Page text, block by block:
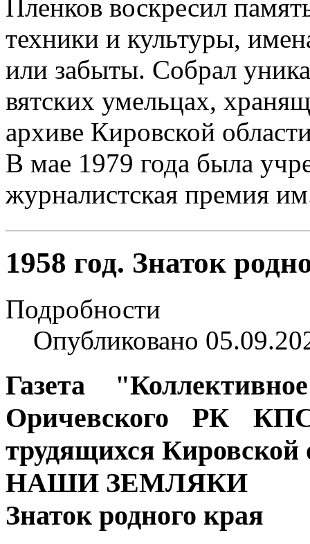
Пленков воскресил
техники и культуры,
или забыты. Собрал
вятских умельцах,
архиве Кировской
В мае 1979 года была
журналистская премия
1958 год. Знаток
Подробности
Опубликовано
Газета
Оричевского РК
трудящихся Кировской
НАШИ ЗЕМЛЯКИ
Знаток родного края